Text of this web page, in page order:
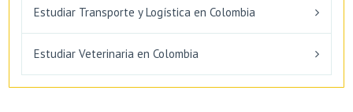
Estudiar Transporte y Logística en Colombia
Estudiar Veterinaria en Colombia